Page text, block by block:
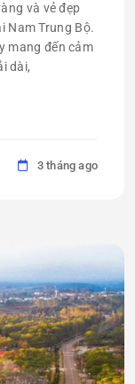
và vẻ đẹp
Nam Trung Bộ.
mang đến cảm
dài,
3 tháng ago